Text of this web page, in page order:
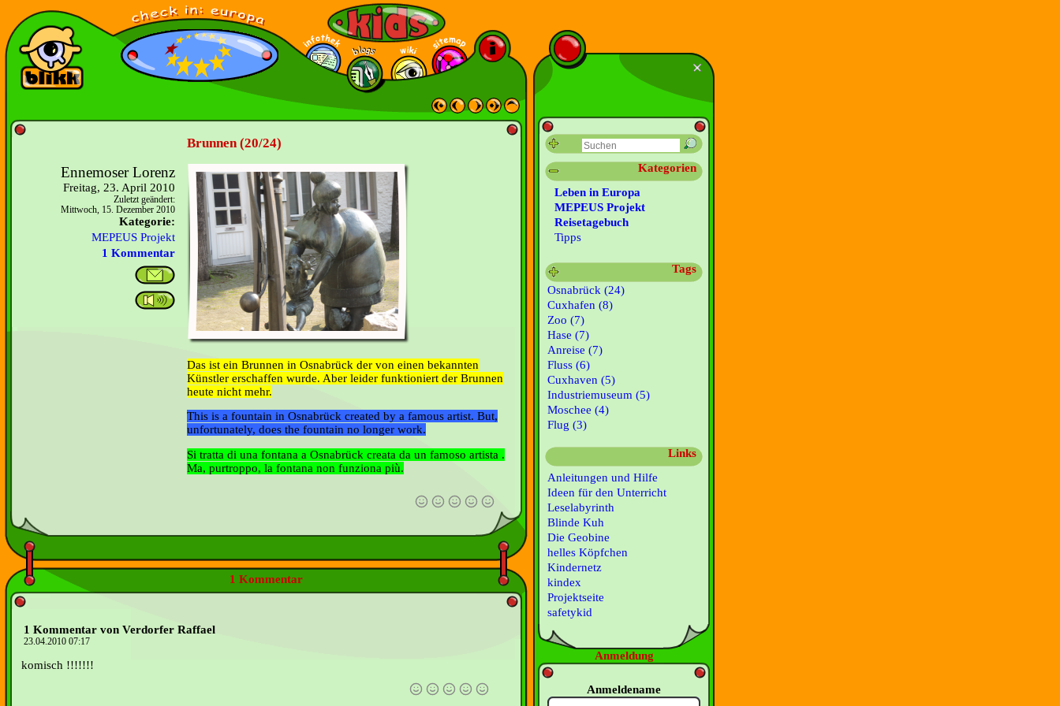
Brunnen (20/24)
Ennemoser Lorenz
Freitag, 23. April 2010
Zuletzt geändert:
Mittwoch, 15. Dezember 2010
Kategorie:
MEPEUS Projekt
1 Kommentar
Das ist ein Brunnen in Osnabrück der von einen bekannten
Künstler erschaffen wurde. Aber leider funktioniert der Brunnen
heute nicht mehr.
This is a fountain in Osnabrück created by a famous artist. But,
unfortunately, does the fountain no longer work.
Si tratta di una fontana a Osnabrück creata da un famoso artista .
Ma, purtroppo, la fontana non funziona più.
1 Kommentar
1 Kommentar von Verdorfer Raffael
23.04.2010 07:17
komisch !!!!!!!
Kategorien
Leben in Europa
MEPEUS Projekt
Reisetagebuch
Tipps
Tags
Osnabrück (24)
Cuxhafen (8)
Zoo (7)
Hase (7)
Anreise (7)
Fluss (6)
Cuxhaven (5)
Industriemuseum (5)
Moschee (4)
Flug (3)
Links
Anleitungen und Hilfe
Ideen für den Unterricht
Leselabyrinth
Blinde Kuh
Die Geobine
helles Köpfchen
Kindernetz
kindex
Projektseite
safetykid
Anmeldung
Anmeldename